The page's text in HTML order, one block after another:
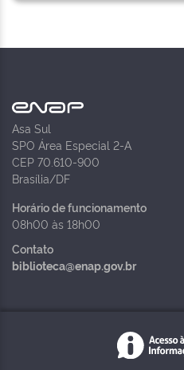
Asa Sul
SPO Área Especial 2-A
CEP 70.610-900
Brasília/DF
Horário de funcionamento
08h00 às 18h00
Contato
biblioteca@enap.gov.br